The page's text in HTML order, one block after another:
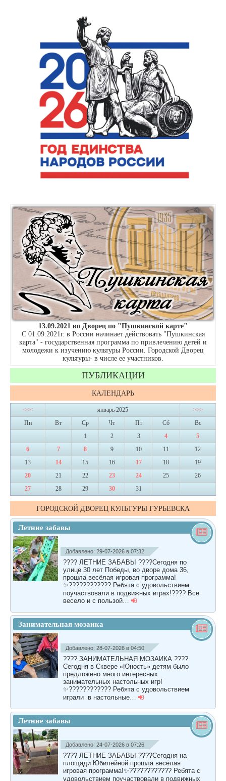
13.09.2021 во Дворец по "Пушкинской карте"
С 01.09.2021г. в России начинает действовать "Пушкинская
карта" - государственная программа по привлечению детей и
молодежи к изучению культуры России. Городской Дворец
культуры- в числе ее участников.
ПУБЛИКАЦИИ
КАЛЕНДАРЬ
<<< январь 2025
>>>
Пн
Вт Ср Чт Пт Сб
Вс
1
2 3 4
5
6
7 8 9 10 11
12
13
14 15 16 17 18
19
20
21 22 23 24 25
26
27
28 29 30 31
ГОРОДСКОЙ ДВОРЕЦ КУЛЬТУРЫ ГУРЬЕВСКА
Летние забавы
Добавлено: 29-07-2026 в 07:32
???? ЛЕТНИЕ ЗАБАВЫ ????Сегодня по
улице 30 лет Победы, во дворе дома 36,
прошла весёлая игровая программа!
✨???????????? Ребята с удовольствием
поучаствовали в подвижных играх!???? Все
весело и с пользой…
Занимательная мозаика
Добавлено: 28-07-2026 в 04:50
???? ЗАНИМАТЕЛЬНАЯ МОЗАИКА ????
Сегодня в Сквере «Юность» детям было
предложено много интересных
занимательных настольных игр!
✨???????????? Ребята с удовольствием
играли в настольные…
Летние забавы
Добавлено: 24-07-2026 в 07:26
???? ЛЕТНИЕ ЗАБАВЫ ????Сегодня на
площади Юбилейной прошла весёлая
игровая программа!✨???????????? Ребята с
удовольствием поучаствовали в подвижных